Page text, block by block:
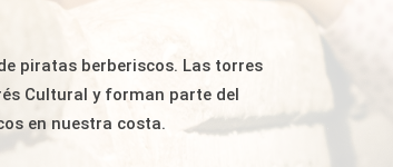
piratas berberiscos. Las torres
Cultural y forman parte del
en nuestra costa.